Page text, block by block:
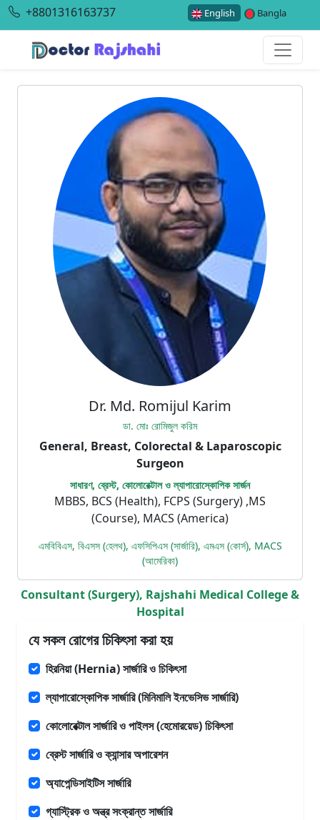
+8801316163737 English Bangla
Dr. Md. Romijul Karim
ডা. মোঃ রোমিজুল করিম
General, Breast, Colorectal & Laparoscopic
Surgeon
সাধারণ, ব্রেস্ট, কোলোরেক্টাল ও ল্যাপারোস্কোপিক সার্জন
MBBS, BCS (Health), FCPS (Surgery) ,MS
(Course), MACS (America)
এমবিবিএস, বিএসস (হেলথ), এফসিপিএস (সার্জারি), এমএস (কোর্স), MACS
(আমেরিকা)
Consultant (Surgery), Rajshahi Medical College &
Hospital
যে সকল রোগের চিকিৎসা করা হয়
হিরনিয়া (Hernia) সার্জারি ও চিকিৎসা
ল্যাপারোস্কোপিক সার্জারি (মিনিমালি ইনভেসিভ সার্জারি)
কোলোরেক্টাল সার্জারি ও পাইলস (হেমোরয়েড) চিকিৎসা
ব্রেস্ট সার্জারি ও ক্যান্সার অপারেশন
অ্যাপেন্ডিসাইটিস সার্জারি
গ্যাস্ট্রিক ও অন্ত্র সংক্রান্ত সার্জারি